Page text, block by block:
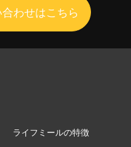
わせはこちら
ライフミールの特徴